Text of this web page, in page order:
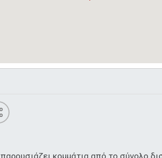
κομμάτια από το σύνολο